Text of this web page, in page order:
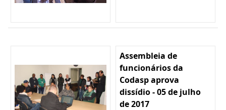
Assembleia de
funcionários da
Codasp aprova
dissídio - 05 de julho
de 2017